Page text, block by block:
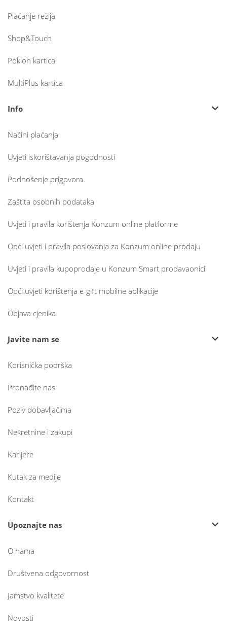
Plaćanje režija
Shop&Touch
Poklon kartica
MultiPlus kartica
Info
Načini plaćanja
Uvjeti iskorištavanja pogodnosti
Podnošenje prigovora
Zaštita osobnih podataka
Uvjeti i pravila korištenja Konzum online platforme
Opći uvjeti i pravila poslovanja za Konzum online prodaju
Uvjeti i pravila kupoprodaje u Konzum Smart prodavaonici
Opći uvjeti korištenja e-gift mobilne aplikacije
Objava cjenika
Javite nam se
Korisnička podrška
Pronađite nas
Poziv dobavljačima
Nekretnine i zakupi
Karijere
Kutak za medije
Kontakt
Upoznajte nas
O nama
Društvena odgovornost
Jamstvo kvalitete
Novosti